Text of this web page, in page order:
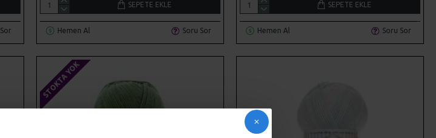
SEPETE EKLE
Hemen Al Soru Sor
SEPETE EKLE
Hemen Al Soru Sor
STOKTA YOK